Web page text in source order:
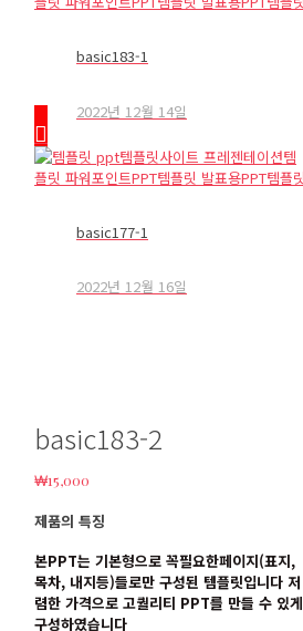
basic183-1
2022년 12월 14일
basic177-1
2022년 12월 16일
basic183-2
₩15,000
제품의 특징
본PPT는 기본형으로 꼭필요한페이지(표지,
목차, 내지등)들로만 구성된 템플릿입니다 저
렴한 가격으로 고퀄리티 PPT를 만들 수 있게
구성하였습니다